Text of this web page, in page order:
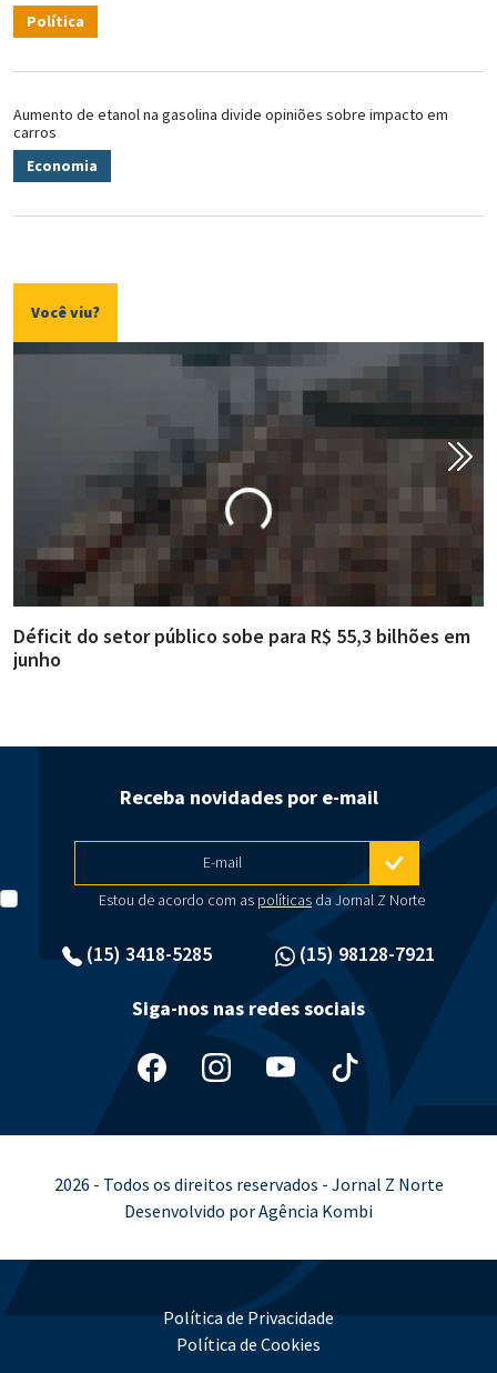
Política
Aumento de etanol na gasolina divide opiniões sobre impacto em
carros
Economia
Você viu?
Déficit do setor público sobe para R$ 55,3 bilhões em
junho
(15) 3418-5285 (15) 98128-7921
Receba novidades por e-mail
E-mail
Estou de acordo com as políticasda Jornal Z Norte
Siga-nos nas redes sociais
2026 - Todos os direitos reservados - Jornal Z Norte
Desenvolvido por Agência Kombi
Política de Privacidade
Política de Cookies